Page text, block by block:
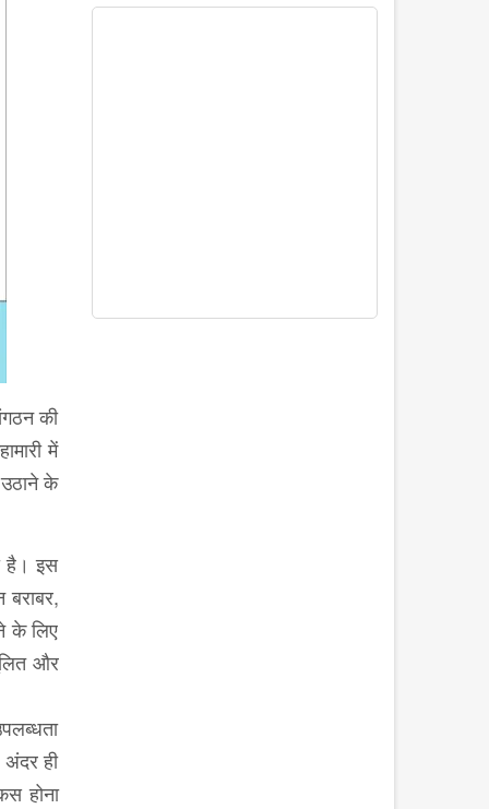
की
में
के
है। इस
के लिए
और
ही
होना